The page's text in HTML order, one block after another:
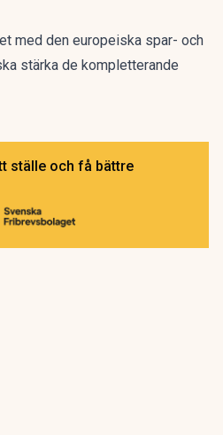
med den europeiska spar- och
stärka de kompletterande
ställe och få bättre